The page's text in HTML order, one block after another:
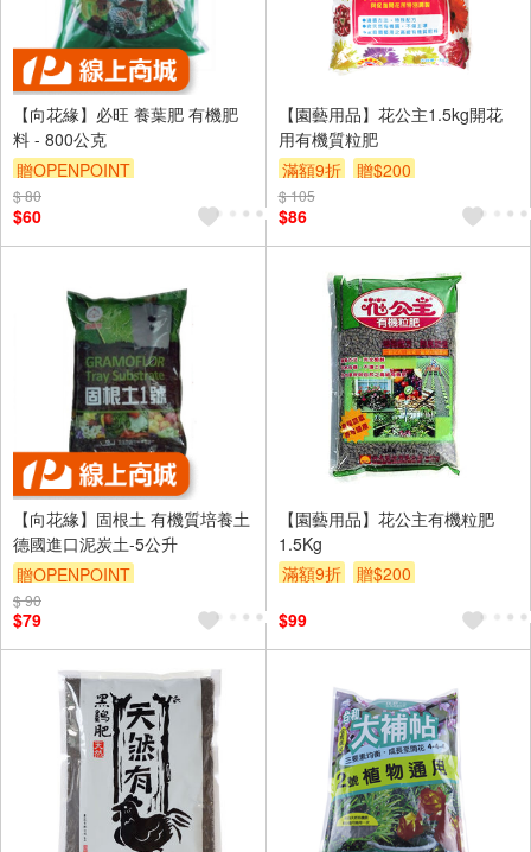
【向花緣】必旺 養葉肥 有機肥
料 - 800公克
贈OPENPOINT
$ 80
$60
【園藝用品】花公主1.5kg開花
用有機質粒肥
滿額9折
贈$200
$ 105
$86
【向花緣】固根土 有機質培養土
德國進口泥炭土-5公升
贈OPENPOINT
$ 90
$79
【園藝用品】花公主有機粒肥
1.5Kg
滿額9折
贈$200
$99